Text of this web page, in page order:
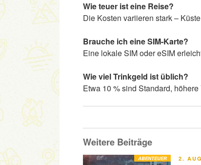
Wie teuer ist eine Reise?
Die Kosten variieren stark –
Brauche ich eine SIM-Karte?
Eine lokale SIM oder eSIM
Wie viel Trinkgeld ist üblich?
Etwa 10 % sind Standard,
Weitere Beiträge
ABENTEUER 2.